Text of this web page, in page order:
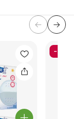
-51%